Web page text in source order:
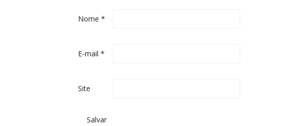
Nome *
E-mail *
Site
Salvar